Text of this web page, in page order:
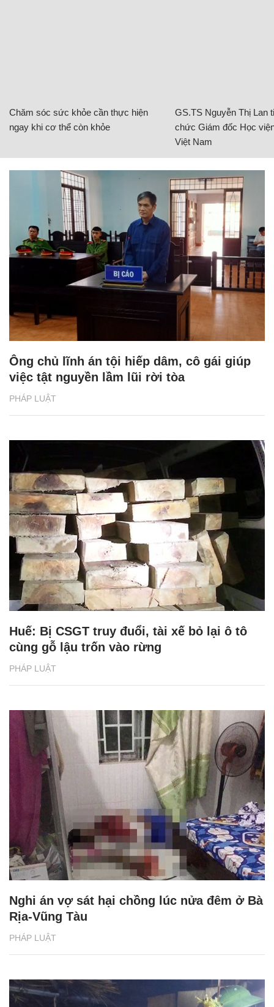
Chăm sóc sức khỏe cần thực hiện
ngay khi cơ thể còn khỏe
GS.TS Nguyễn Thị Lan
chức Giám đốc Học
Việt Nam
PHÁP LUẬT
Ông chủ lĩnh án tội hiếp dâm, cô gái giúp
việc tật nguyền lầm lũi rời tòa
PHÁP LUẬT
Huế: Bị CSGT truy đuổi, tài xế bỏ lại ô tô
cùng gỗ lậu trốn vào rừng
PHÁP LUẬT
Nghi án vợ sát hại chồng lúc nửa đêm ở Bà
Rịa-Vũng Tàu